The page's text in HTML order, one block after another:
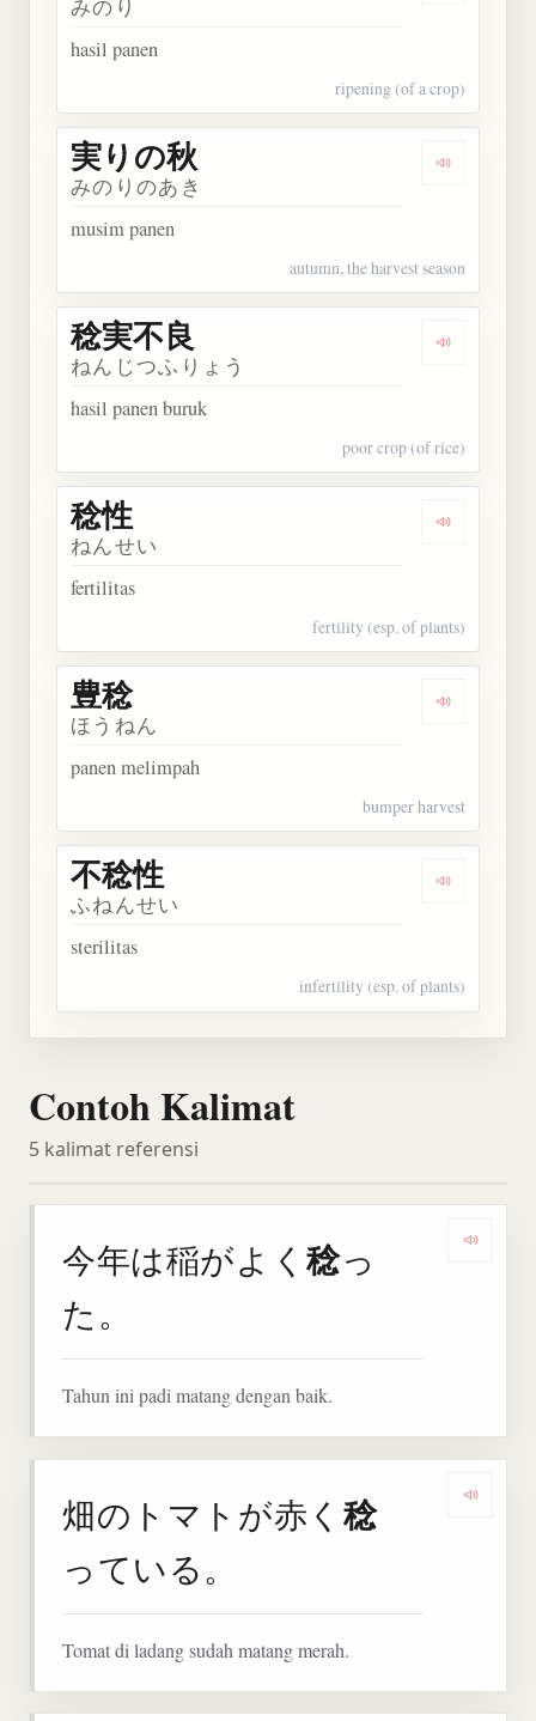
みのり
hasil panen
ripening (of a crop)
Dengarkan
実りの秋
みのりのあき
musim panen
autumn, the harvest season
Dengarkan
稔実不良
ねんじつふりょう
hasil panen buruk
poor crop (of rice)
Dengarkan
稔性
ねんせい
fertilitas
fertility (esp. of plants)
Dengarkan
豊稔
ほうねん
panen melimpah
bumper harvest
Dengarkan
不稔性
ふねんせい
sterilitas
infertility (esp. of plants)
Contoh Kalimat
5 kalimat referensi
今年は稲がよく稔っ
た。
Tahun ini padi matang dengan baik.
畑のトマトが赤く 稔
っている。
Tomat di ladang sudah matang merah.